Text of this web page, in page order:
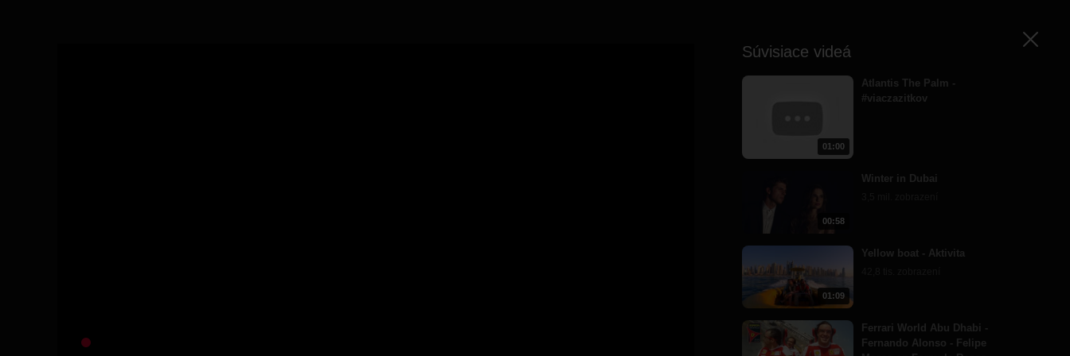
Súvisiace videá
01:00
Atlantis The Palm -
#viaczazitkov
00:58
Winter in Dubai
01:09
Yellow boat - Aktivita
Ferrari World Abu Dhabi -
Fernando Alonso - Felipe
Zatvoriť